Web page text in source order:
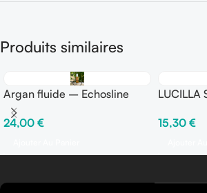
Produits similaires
Argan fluide – Echosline
24,00 €
LUCILLA
150 ml
15,30 €